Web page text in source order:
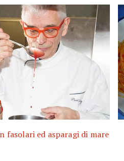
fasolari ed asparagi di mare